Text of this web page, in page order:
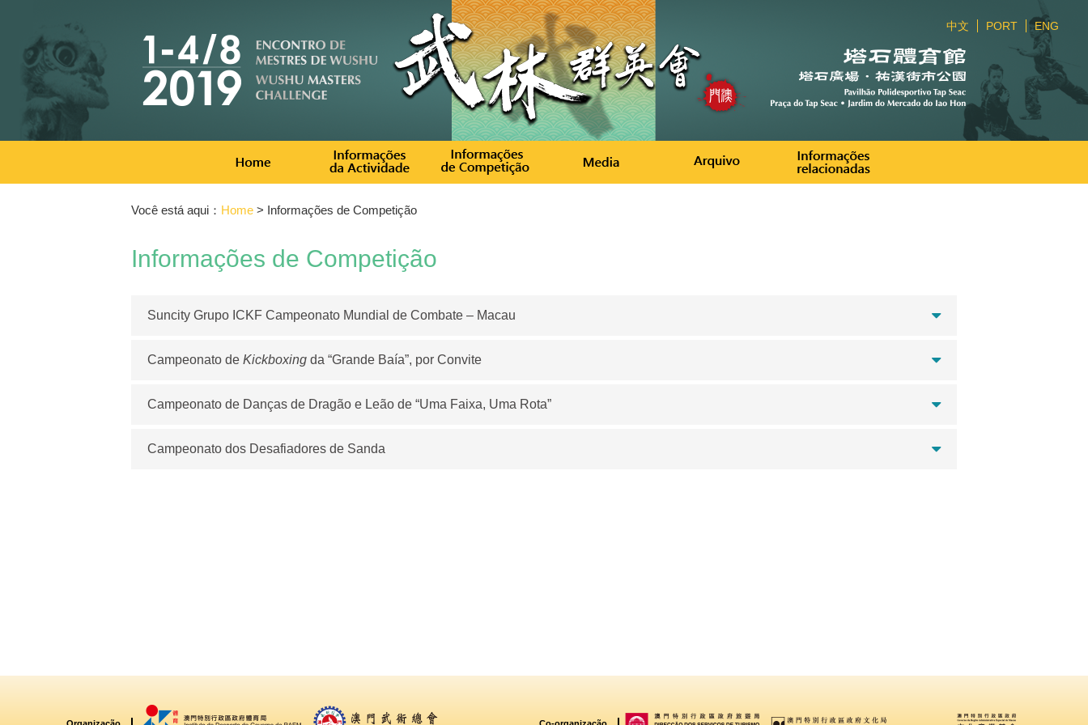
中文 PORT ENG
Você está aqui： Home > Informações de Competição
Informações de Competição
Suncity Grupo ICKF Campeonato Mundial de Combate – Macau
Campeonato de Kickboxing da “Grande Baía”, por Convite
Campeonato de Danças de Dragão e Leão de “Uma Faixa, Uma Rota”
Campeonato dos Desafiadores de Sanda